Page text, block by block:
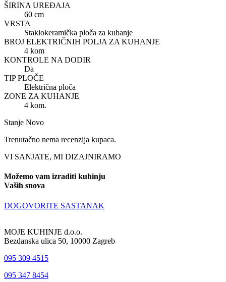
ŠIRINA UREĐAJA
60 cm
VRSTA
Staklokeramička ploča za kuhanje
BROJ ELEKTRIČNIH POLJA ZA KUHANJE
4 kom
KONTROLE NA DODIR
Da
TIP PLOČE
Električna ploča
ZONE ZA KUHANJE
4 kom.
Stanje Novo
Trenutačno nema recenzija kupaca.
VI SANJATE, MI DIZAJNIRAMO
Možemo vam izraditi kuhinju
Vaših snova
DOGOVORITE SASTANAK
MOJE KUHINJE d.o.o.
Bezdanska ulica 50, 10000 Zagreb
095 309 4515
095 347 8454